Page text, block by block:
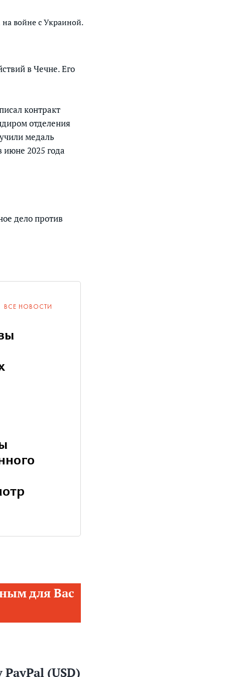
войне с Украиной.
в Чечне. Его
контракт
отделения
медаль
июне 2025 года
дело против
ВСЕ НОВОСТИ
для Вас
(USD)